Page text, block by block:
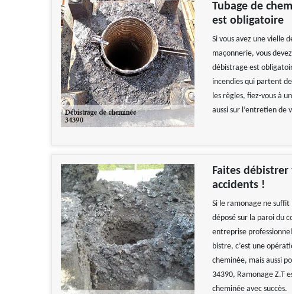
Tubage de
est obligatoire
Si vous avez une vielle
maçonnerie, vous
débistrage est
incendies qui partent
les règles, fiez-vous à
aussi sur l’entretien
Faites
accidents !
Si le ramonage ne
déposé sur la paroi du
entreprise
bistre, c’est une
cheminée, mais aussi
34390, Ramonage Z.T
cheminée avec succès.